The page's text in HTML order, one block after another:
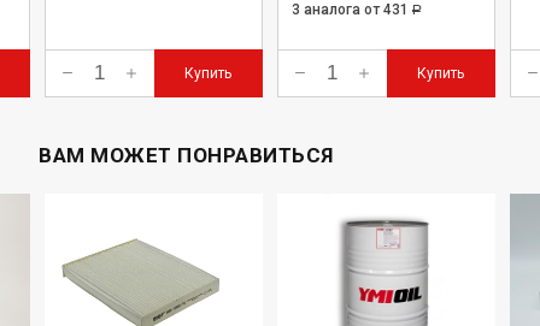
Купить
3 аналога от 431 Р
Купить
ВАМ МОЖЕТ ПОНРАВИТЬСЯ